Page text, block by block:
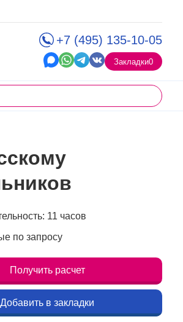
+7 (495) 135-10-05
Закладки0
11 часов
по запросу
Получить расчет
Добавить в закладки